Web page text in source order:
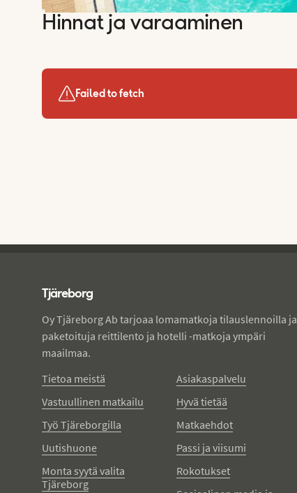
Hinnat ja varaaminen
Failed to fetch
Tjäreborg
Oy Tjäreborg Ab tarjoaa lomamatkoja tilauslennoilla ja
paketoituja reittilento ja hotelli -matkoja ympäri
maailmaa.
Tietoa meistä
Vastuullinen matkailu
Työ Tjäreborgilla
Uutishuone
Monta syytä valita
Tjäreborg
Asiakaspalvelu
Hyvä tietää
Matkaehdot
Passi ja viisumi
Rokotukset